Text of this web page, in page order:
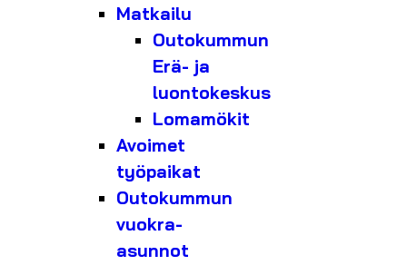
Matkailu
Outokummun
Erä- ja
luontokeskus
Lomamökit
Avoimet
työpaikat
Outokummun
vuokra-
asunnot